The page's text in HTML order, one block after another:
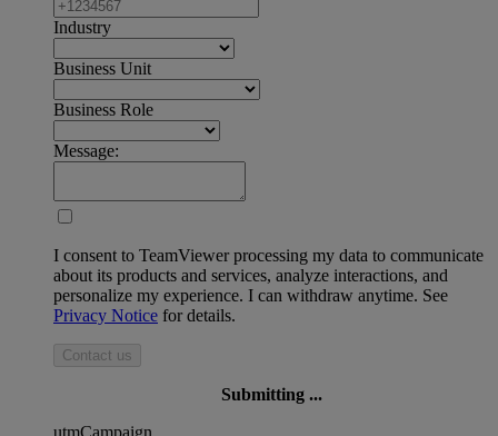
Industry
Business Unit
Business Role
Message:
I consent to TeamViewer processing my data to communicate
about its products and services, analyze interactions, and
personalize my experience. I can withdraw anytime. See
Privacy Notice for details.
Contact us
Submitting ...
utmCampaign